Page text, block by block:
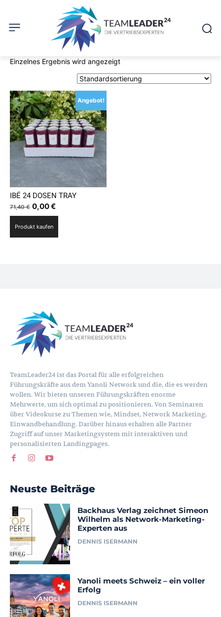
Einzelnes Ergebnis wird angezeigt
Angebot!
IBÉ 24 DOSEN TRAY
71,40€ Ursprünglicher
Preis
war:
0,00€Aktueller
Preis
Produkt kaufen
TeamLeader24 ist das Portal für alle erfolgreichen
Führungskräfte aus dem Yanoli Network und die, die es werden
wollen. Wir bieten unseren Führungskräften enorme
Mehrwerte, um sich optimal zu positionieren. Von Seminaren
über Videokurse zu Themen wie, Mindset, Network Marketing,
Einwandbehandlung. Darüber hinaus erhalten alle Partner
Zugriff auf unser Marketingsystem mit interaktiven und
personalisierten Landingpages.
Neuste Beiträge
Backhaus Verlag zeichnet Simeon
Wilhelm als Network-Marketing-
Experten aus
DENNIS ISERMANN
Yanoli meets Schweiz – ein voller
Erfolg
DENNIS ISERMANN